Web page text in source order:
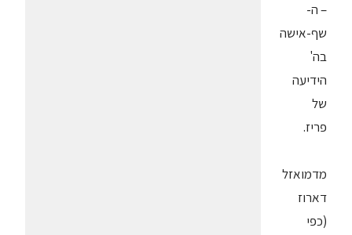
– ה-
שף-אישה
בה'
הידיעה
של
פריז.
מדמואזל
דארוז
(כפי